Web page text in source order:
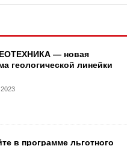
— новая
геологической линейки
в программе льготного